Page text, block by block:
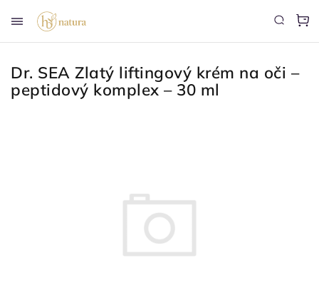
Dr. SEA Zlatý liftingový krém na oči –
peptidový komplex – 30 ml